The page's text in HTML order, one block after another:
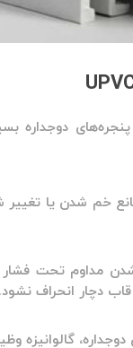
پنجره‌های
مانع خم شدن یا
مداوم تحت فشار
دچار انحراف
گالوانیزه